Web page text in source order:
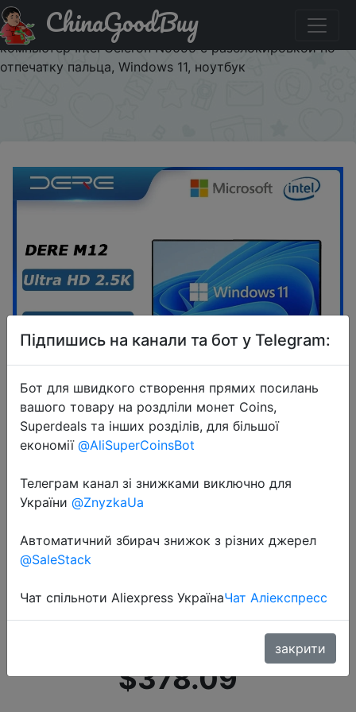
Придбати по знижці NOA24F37CV5D Ноутбук Dere M12,
15,6 дюйма, 16 ГБ ОЗУ, 512 Гб SSD, IPS, 2K, офисный
компьютер Intel Celeron N5095 с разблокировкой по
отпечатку пальца, Windows 11, ноутбук
ChinaGoodBuy
2022-09-05
Ноутбук Dere M12, 15,6 дюйма, 16
ГБ ОЗУ, 512 Гб SSD, IPS, 2K,
офисный компьютер Intel Celeron
отпечатку пальца, Windows 11,
ноутбук
$378.09
Підпишись на канали та бот у Telegram:
Бот для швидкого створення прямих посилань
вашого товару на роздліли монет Coins,
Superdeals та інших розділів, для більшої
економії @AliSuperCoinsBot
Телеграм канал зі знижками виключно для
України @ZnyzkaUa
Автоматичний збирач знижок з різних джерел
@SaleStack
Чат спільноти Aliexpress УкраїнаЧат Аліекспресс
закрити